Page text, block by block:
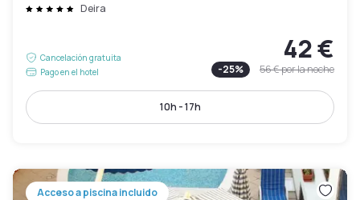
Deira
Cancelación gratuita
Pago en el hotel
42 €
-25% 56 €por la noche
10h - 17h
Acceso a piscina incluido